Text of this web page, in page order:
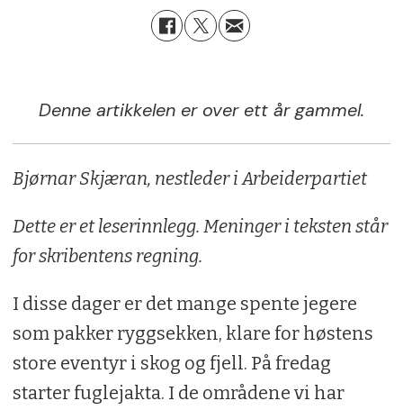
Denne artikkelen er over ett år gammel.
Bjørnar Skjæran, nestleder i Arbeiderpartiet
Dette er et leserinnlegg. Meninger i teksten står
for skribentens regning.
I disse dager er det mange spente jegere
som pakker ryggsekken, klare for høstens
store eventyr i skog og fjell. På fredag
starter fuglejakta. I de områdene vi har